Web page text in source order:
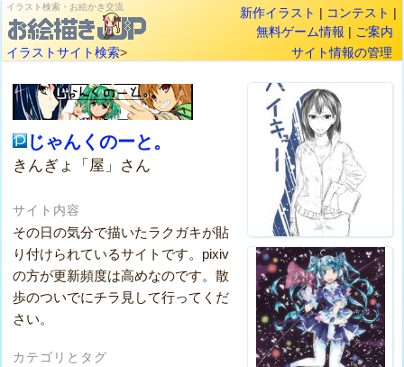
イラスト検索・お絵かき交流 新作イラスト | コンテスト |
無料ゲーム情報 | ご案内
イラストサイト検索> サイト情報の管理
じゃんくのーと。
きんぎょ「屋」さん
サイト内容
その日の気分で描いたラクガキが貼
り付けられているサイトです。pixiv
の方が更新頻度は高めなのです。散
歩のついでにチラ見して行ってくだ
さい。
カテゴリとタグ